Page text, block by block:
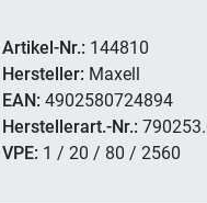
Artikel-Nr.: 144810
Hersteller: Maxell
EAN: 4902580724894
Herstellerart.-Nr.:
VPE: 1 / 20 / 80 / 2560